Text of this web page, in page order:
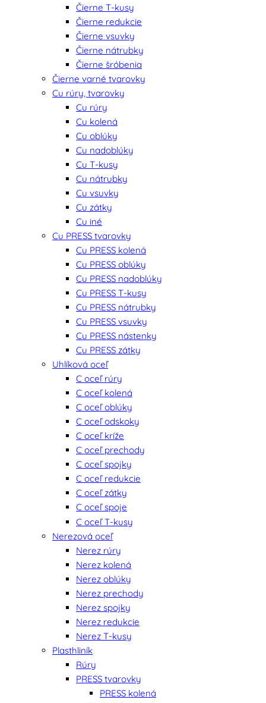
Čierne T-kusy
Čierne redukcie
Čierne vsuvky
Čierne nátrubky
Čierne šróbenia
Čierne varné tvarovky
Cu rúry, tvarovky
Cu rúry
Cu kolená
Cu oblúky
Cu nadoblúky
Cu T-kusy
Cu nátrubky
Cu vsuvky
Cu zátky
Cu iné
Cu PRESS tvarovky
Cu PRESS kolená
Cu PRESS oblúky
Cu PRESS nadoblúky
Cu PRESS T-kusy
Cu PRESS nátrubky
Cu PRESS vsuvky
Cu PRESS nástenky
Cu PRESS zátky
Uhlíková oceľ
C oceľ rúry
C oceľ kolená
C oceľ oblúky
C oceľ odskoky
C oceľ kríže
C oceľ prechody
C oceľ spojky
C oceľ redukcie
C oceľ zátky
C oceľ spoje
C oceľ T-kusy
Nerezová oceľ
Nerez rúry
Nerez kolená
Nerez oblúky
Nerez prechody
Nerez spojky
Nerez redukcie
Nerez T-kusy
Plasthliník
Rúry
PRESS tvarovky
PRESS kolená